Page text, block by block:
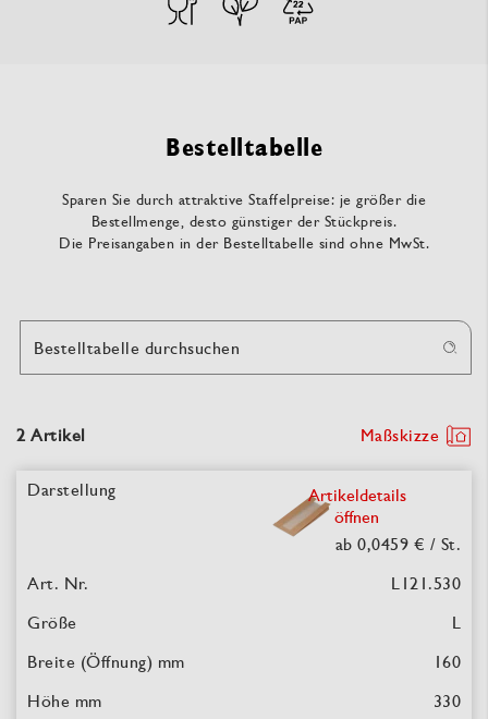
Bestelltabelle
Sparen Sie durch attraktive Staffelpreise: je größer die
Bestellmenge, desto günstiger der Stückpreis.
Die Preisangaben in der Bestelltabelle sind ohne MwSt.
2 Artikel Maßskizze
Bestelltabelle durchsuchen
Artikeldetails
öffnen
ab 0,0459 € / St.
L121.530
L
160
330